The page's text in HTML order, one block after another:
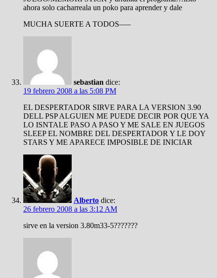
ahora solo cacharreala un poko para aprender y dale
MUCHA SUERTE A TODOS—–
sebastian dice:
19 febrero 2008 a las 5:08 PM
EL DESPERTADOR SIRVE PARA LA VERSION 3.90
DELL PSP ALGUIEN ME PUEDE DECIR POR QUE YA
LO ISNTALE PASO A PASO Y ME SALE EN JUEGOS
SLEEP EL NOMBRE DEL DESPERTADOR Y LE DOY
STARS Y ME APARECE IMPOSIBLE DE INICIAR
Alberto dice:
26 febrero 2008 a las 3:12 AM
sirve en la version 3.80m33-5???????